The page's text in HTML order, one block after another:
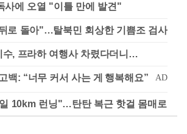
사에 오열 "이틀 만에 발견"
로 돌아"…탈북민 회상한 기쁨조 검사
수, 프라하 여행사 차렸다더니…
10km 런닝"…탄탄 복근 핫걸 몸매로